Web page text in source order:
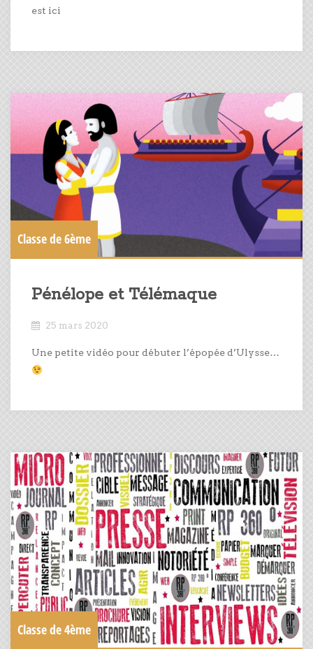
est ici
Classe de 6ème
Pénélope et Télémaque
25 mars 2020
Une petite vidéo pour débuter l’épopée d’Ulysse…
Classe de 4ème